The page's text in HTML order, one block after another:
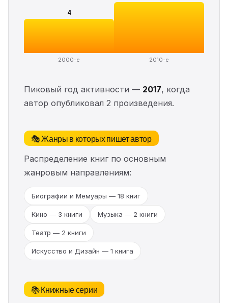
4
2000-е 2010-е
Пиковый год активности — 2017, когда
автор опубликовал 2 произведения.
🎭 Жанры в которых пишет автор
Распределение книг по основным
жанровым направлениям:
Биографии и Мемуары — 18 книг
Кино — 3 книги Музыка — 2 книги
Театр — 2 книги
Искусство и Дизайн — 1 книга
📚 Книжные серии